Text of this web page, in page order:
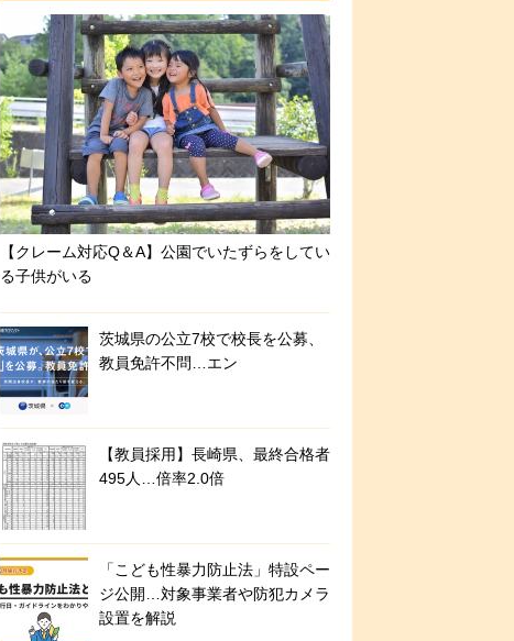
【クレーム対応Q＆A】公園でいたずらをしてい
る子供がいる
茨城県の公立7校で校長を公募、
教員免許不問…エン
【教員採用】長崎県、最終合格者
495人…倍率2.0倍
「こども性暴力防止法」特設ペー
ジ公開…対象事業者や防犯カメラ
設置を解説